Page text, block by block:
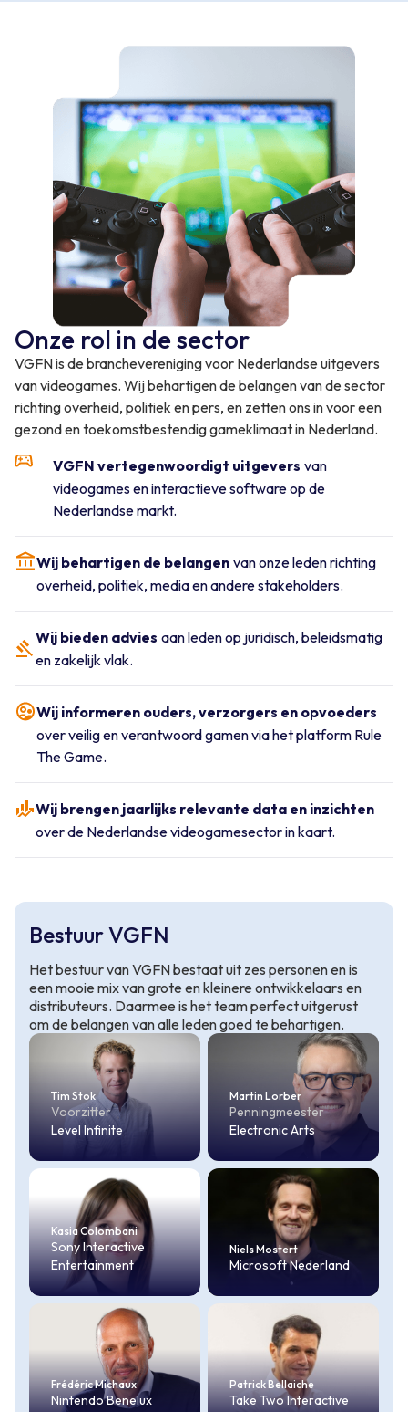
Onze rol in de sector
VGFN is de branchevereniging voor Nederlandse uitgevers
van videogames. Wij behartigen de belangen van de sector
richting overheid, politiek en pers, en zetten ons in voor een
gezond en toekomstbestendig gameklimaat in Nederland.
VGFN vertegenwoordigt uitgevers van
videogames en interactieve software op de
Nederlandse markt.
Wij behartigen de belangen van onze leden richting
overheid, politiek, media en andere stakeholders.
Wij bieden advies aan leden op juridisch, beleidsmatig
en zakelijk vlak.
Wij informeren ouders, verzorgers en opvoeders
over veilig en verantwoord gamen via het platform Rule
The Game.
Wij brengen jaarlijks relevante data en inzichten
over de Nederlandse videogamesector in kaart.
Bestuur VGFN
Het bestuur van VGFN bestaat uit zes personen en is
een mooie mix van grote en kleinere ontwikkelaars en
distributeurs. Daarmee is het team perfect uitgerust
om de belangen van alle leden goed te behartigen.
Tim Stok
Voorzitter
Level Infinite
Martin Lorber
Penningmeester
Electronic Arts
Kasia Colombani
Sony Interactive
Entertainment
Niels Mostert
Microsoft Nederland
Frédéric Michaux
Nintendo Benelux
Patrick Bellaiche
Take Two Interactive